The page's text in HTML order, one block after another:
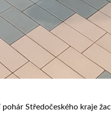
Středočeského kraje